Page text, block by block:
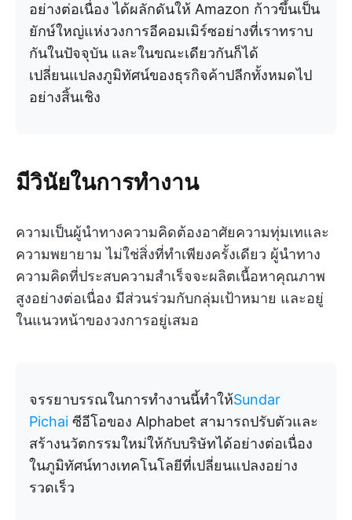
อย่างต่อเนื่อง ได้ผลักดันให้ Amazon ก้าวขึ้นเป็น
ยักษ์ใหญ่แห่งวงการอีคอมเมิร์ซอย่างที่เราทราบ
กันในปัจจุบัน และในขณะเดียวกันก็ได้
เปลี่ยนแปลงภูมิทัศน์ของธุรกิจค้าปลีกทั้งหมดไป
อย่างสิ้นเชิง
มีวินัยในการทำงาน
ความเป็นผู้นำทางความคิดต้องอาศัยความทุ่มเทและ
ความพยายาม ไม่ใช่สิ่งที่ทำเพียงครั้งเดียว ผู้นำทาง
ความคิดที่ประสบความสำเร็จจะผลิตเนื้อหาคุณภาพ
สูงอย่างต่อเนื่อง มีส่วนร่วมกับกลุ่มเป้าหมาย และอยู่
ในแนวหน้าของวงการอยู่เสมอ
จรรยาบรรณในการทำงานนี้ทำให้Sundar
Pichai ซีอีโอของ Alphabet สามารถปรับตัวและ
สร้างนวัตกรรมใหม่ให้กับบริษัทได้อย่างต่อเนื่อง
ในภูมิทัศน์ทางเทคโนโลยีที่เปลี่ยนแปลงอย่าง
รวดเร็ว